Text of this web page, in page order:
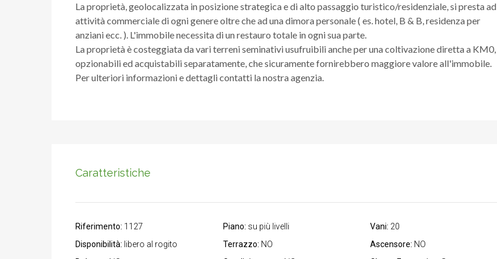
La proprietà, geolocalizzata in posizione strategica e di alto passaggio turistico/residenziale, si presta ad
attività commerciale di ogni genere oltre che ad una dimora personale ( es. hotel, B & B, residenza per
anziani ecc. ). L'immobile necessita di un restauro totale in ogni sua parte.
La proprietà è costeggiata da vari terreni seminativi usufruibili anche per una coltivazione diretta a KM0,
opzionabili ed acquistabili separatamente, che sicuramente fornirebbero maggiore valore all'immobile.
Per ulteriori informazioni e dettagli contatti la nostra agenzia.
Caratteristiche
Riferimento: 1127
Disponibilità: libero al rogito
Piano: su più livelli
Terrazzo: NO
Vani: 20
Ascensore: NO